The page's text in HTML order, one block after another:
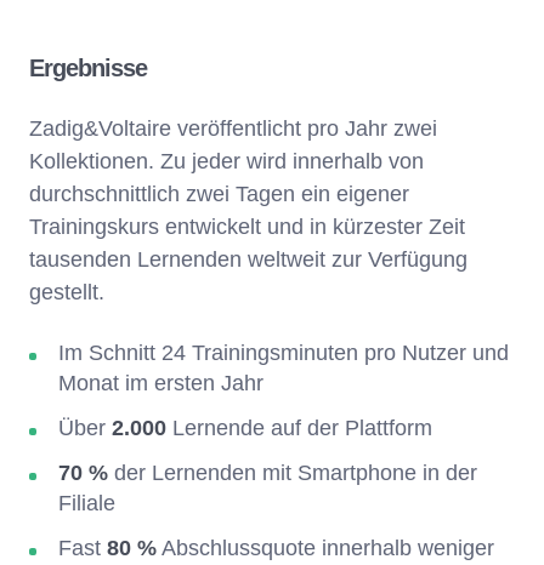
Ergebnisse
Zadig&Voltaire veröffentlicht pro Jahr zwei
Kollektionen. Zu jeder wird innerhalb von
durchschnittlich zwei Tagen ein eigener
Trainingskurs entwickelt und in kürzester Zeit
tausenden Lernenden weltweit zur Verfügung
gestellt.
Im Schnitt 24 Trainingsminuten pro Nutzer und
Monat im ersten Jahr
Über 2.000 Lernende auf der Plattform
70 % der Lernenden mit Smartphone in der
Filiale
Fast 80 % Abschlussquote innerhalb weniger